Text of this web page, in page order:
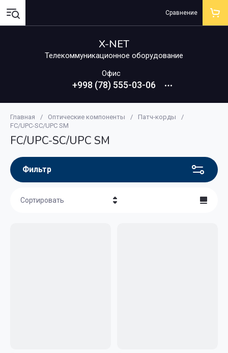
X-NET
Телекоммуникационное оборудование
Офис
+998 (78) 555-03-06
Сравнение
Главная / Оптические компоненты / Патч-корды
/
FC/UPC-SC/UPC SM
FC/UPC-SC/UPC SM
Фильтр
Сортировать